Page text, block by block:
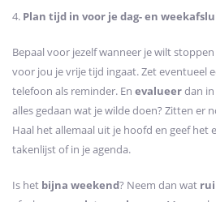
4. Plan tijd in voor je dag- en
Bepaal voor jezelf wanneer je wilt
voor jou je vrije tijd ingaat. Zet eventueel
telefoon als reminder. En evalueerdan in
alles gedaan wat je wilde doen? Zitten er
Haal het allemaal uit je hoofd en geef het
takenlijst of in je agenda.
Is het bijna weekend? Neem dan wat